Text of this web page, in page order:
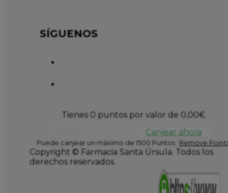
SÍGUENOS
Tienes 0 puntos por valor de 0,00€.
Canjear ahora
Puede canjear un máximo de 1500 Puntos Remove
Copyright © Farmacia Santa Úrsula. Todos los
derechos reservados.